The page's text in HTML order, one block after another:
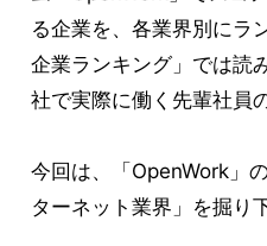
る企業を、各業界別にラ
企業ランキング」では読
社で実際に働く先輩社員
今回は、「OpenWork」
ターネット業界」を掘り